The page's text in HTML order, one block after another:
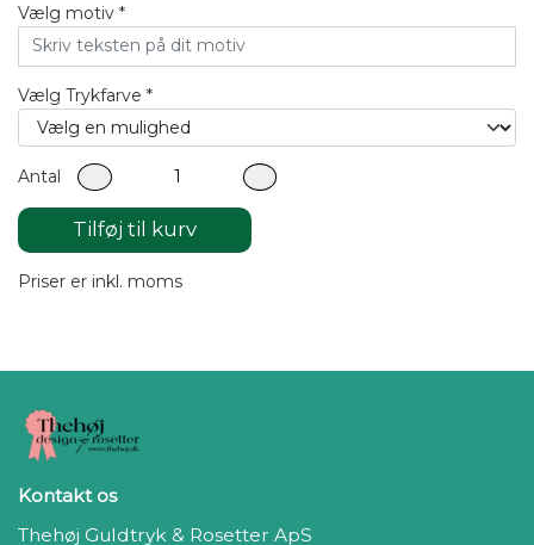
Vælg motiv *
Vælg Trykfarve *
Antal
Tilføj til kurv
Priser er inkl. moms
Kontakt os
Thehøj Guldtryk & Rosetter ApS